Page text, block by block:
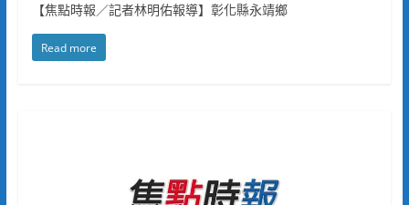
【焦點時報／記者林明佑報導】彰化縣永靖鄉
Read more